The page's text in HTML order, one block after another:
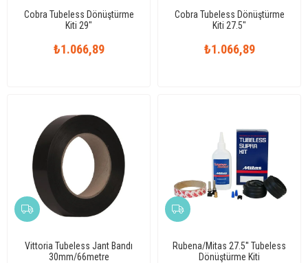
Cobra Tubeless Dönüştürme
Kiti 29"
₺1.066,89
Cobra Tubeless Dönüştürme
Kiti 27.5"
₺1.066,89
Vittoria Tubeless Jant Bandı
30mm/66metre
Rubena/Mitas 27.5'' Tubeless
Dönüştürme Kiti